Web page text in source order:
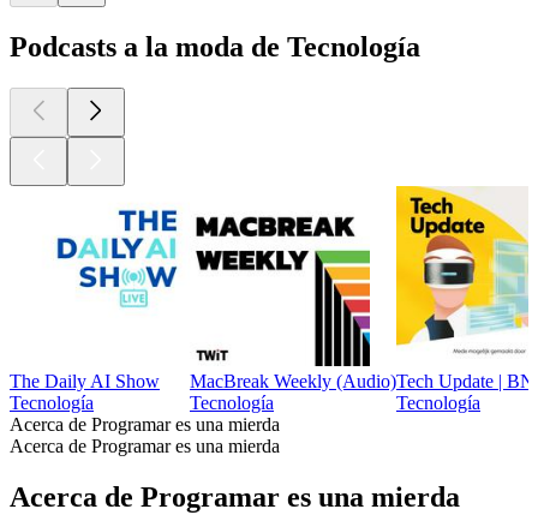
Podcasts a la moda de Tecnología
The Daily AI Show
Tecnología
MacBreak Weekly (Audio)
Tecnología
Tech Update |
Tecnología
Acerca de Programar es una mierda
Acerca de Programar es una mierda
Acerca de Programar es una mierda